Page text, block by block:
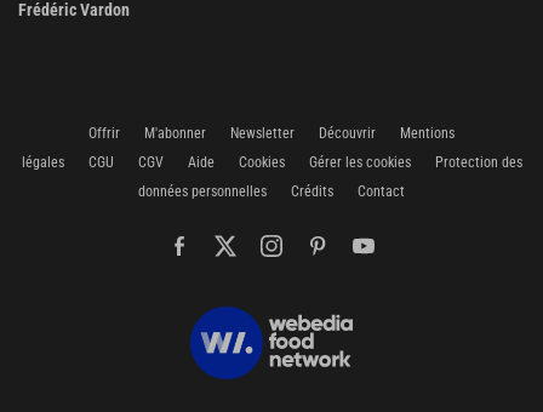
Frédéric Vardon
Offrir M'abonner Newsletter Découvrir
Mentions
légales
CGU CGV Aide Cookies Gérer les cookies
Protection des
données personnelles
Crédits Contact